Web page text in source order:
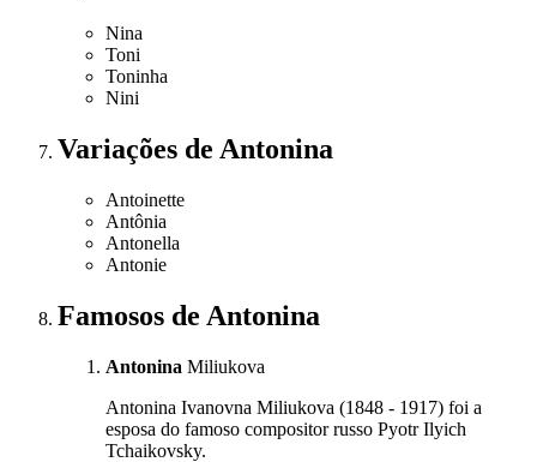
Nina
Toni
Toninha
Nini
Variações de Antonina
Antoinette
Antônia
Antonella
Antonie
Famosos de Antonina
Antonina Miliukova
Antonina Ivanovna Miliukova (1848 - 1917) foi a
esposa do famoso compositor russo Pyotr Ilyich
Tchaikovsky.